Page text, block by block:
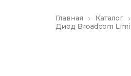
Главная Каталог
Диод Broadcom